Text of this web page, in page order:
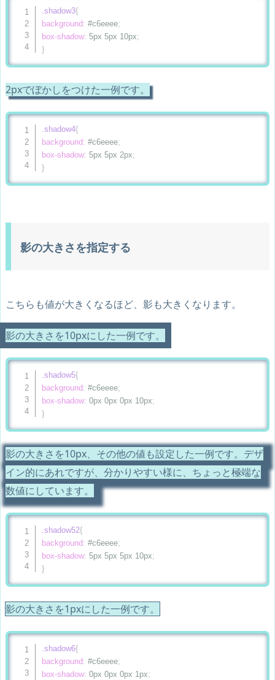
.shadow3{
background: #c6eeee;
box-shadow: 5px 5px 10px;
}
2pxでぼかしをつけた一例です。
.shadow4{
background: #c6eeee;
box-shadow: 5px 5px 2px;
}
影の大きさを指定する
こちらも値が大きくなるほど、影も大きくなります。
影の大きさを10pxにした一例です。
.shadow5{
background: #c6eeee;
box-shadow: 0px 0px 0px 10px;
}
影の大きさを10px、その他の値も設定した一例です。デザ
イン的にあれですが、分かりやすい様に、ちょっと極端な
数値にしています。
.shadow52{
background: #c6eeee;
box-shadow: 5px 5px 5px 10px;
}
影の大きさを1pxにした一例です。
.shadow6{
background: #c6eeee;
box-shadow: 0px 0px 0px 1px;